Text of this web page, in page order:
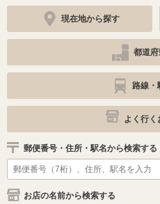
現在地から探す
都道
路線・
よく行く
郵便番号・住所・駅名から検索する
お店の名前から検索する